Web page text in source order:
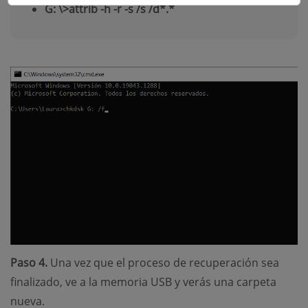
G: \>attrib -h -r -s /s /d*.*
Paso 4. Una vez que el proceso de recuperación sea
finalizado, ve a la memoria USB y verás una carpeta
nueva.